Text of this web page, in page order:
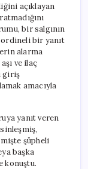
açıklayan
bir salgının
bir yanıt
alarma
ve ilaç
giriş
amacıyla
yanıt veren
şüpheli
başka
konuştu.